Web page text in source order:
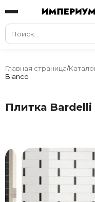
Главная страница/
Bianco
Плитка Bardelli